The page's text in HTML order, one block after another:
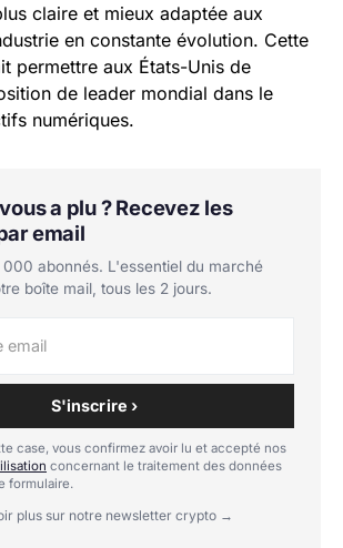
claire et mieux adaptée aux
en constante évolution. Cette
permettre aux États-Unis de
de leader mondial dans le
numériques.
a plu ? Recevez les
email
abonnés. L'essentiel du marché
boîte mail, tous les 2 jours.
S'inscrire ›
case, vous confirmez avoir lu et accepté nos
concernant le traitement des données
formulaire.
plus sur notre newsletter crypto →